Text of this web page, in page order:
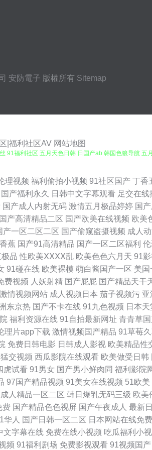
安防電子 版權所有 Sitemap
|福利社区AV 网站地图
福利社区 五月天色日韩 日国产ab 韩国色狼导航 五
9797人妻 91丝袜网站 国产又黄又色 亚州综合五月天
在 国产五月婷 日韩一级免费 91豆花10 东京热色婷婷
费入囗 久久玖玖 性爱实操 91网站免费 国产一区网址
频在线观看网址 韩国性爱 五月天色社区 97淫网 久久
洲男人的天堂www www91日日韩 欧美色无毒不卡 91
产a91av 国产精品乱轮一区二区 影音先锋五月色 91
频网 91N在线网站 抖阴在线免费看 偷拍福利视频四
影 九九久久香蕉熟 九九视频精品蜜桃 欧美操逼视频
91成人电影 91av狼友 超碰在线国产日韩 日韩福利导
青青草原 91av网址在线 国产男人天堂 五月天深爱成
妻人人操人人爽 日比打炮 91视频综合区 婷婷激情丁
理视频 福利偷拍小视频 91社区国产 丁香
国产福利永久 日韩中文字幕观看 足交在线
国产成人内射无码 激情五月极品婷婷 国
国产高清精品二区 国产欧美在线视频 欧美
产一区二区二区 国产偷窥盗摄视频 成人
蕉 国产91高清精品 国产一区二区福利
品 性欧美ⅩⅩⅩⅩ乱 欧美色色六月天 91影
91碰在线 欧美裸模 萌白酱国产一区 美国
费视频 人妖射精 国产屁屁 国产精品天干
情视频网站 成人视频日本 茄子视频污 亚
东京热 国产不卡在线 91九色视频 日本
福利资源在线 91自拍最新网址 青青草国
理片app下载 激情视频国产精品 91草莓
免费日韩电影 日韩成人影视 欧美精品性
交视频 西瓜影院在线观看 欧美做受日韩
虎试看 91男女 国产男小鲜肉同 福利影院
97国产精品视频 91美女在线视频 51欧美
成人精品一区二区 韩日爆乳无码三级 欧美
费 国产精品色色视屏 国产午夜成人 最新
华人 国产日韩一区二区 日本网站在线免费
文字幕在线 免费在线小视频 吃瓜福利小
频 91福利剧场 免费影视观看 91视频国